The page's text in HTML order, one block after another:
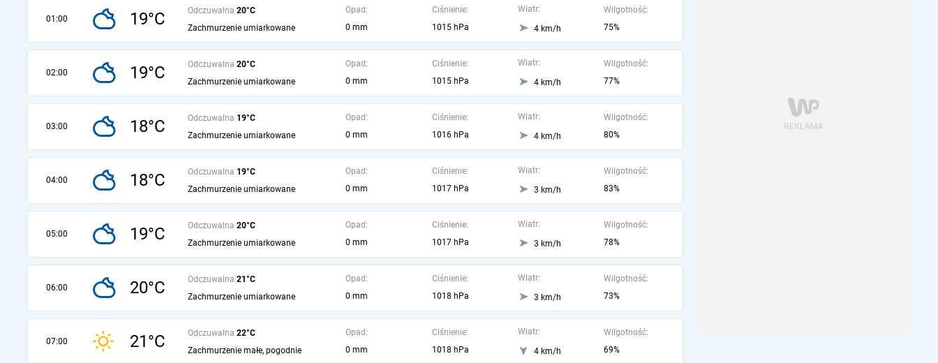
01:00 19°C Odczuwalna 20°C
Zachmurzenie umiarkowane
Opad:
0 mm
Ciśnienie:
1015 hPa
Wiatr:
4 km/h
Wilgotność:
75%
02:00 19°C Odczuwalna 20°C
Zachmurzenie umiarkowane
Opad:
0 mm
Ciśnienie:
1015 hPa
Wiatr:
4 km/h
Wilgotność:
77%
03:00 18°C Odczuwalna 19°C
Zachmurzenie umiarkowane
Opad:
0 mm
Ciśnienie:
1016 hPa
Wiatr:
4 km/h
Wilgotność:
80%
04:00 18°C Odczuwalna 19°C
Zachmurzenie umiarkowane
Opad:
0 mm
Ciśnienie:
1017 hPa
Wiatr:
3 km/h
Wilgotność:
83%
05:00 19°C Odczuwalna 20°C
Zachmurzenie umiarkowane
Opad:
0 mm
Ciśnienie:
1017 hPa
Wiatr:
3 km/h
Wilgotność:
78%
06:00 20°C Odczuwalna 21°C
Zachmurzenie umiarkowane
Opad:
0 mm
Ciśnienie:
1018 hPa
Wiatr:
3 km/h
Wilgotność:
73%
07:00 21°C Odczuwalna 22°C
Zachmurzenie małe, pogodnie
Opad:
0 mm
Ciśnienie:
1018 hPa
Wiatr:
4 km/h
Wilgotność:
69%